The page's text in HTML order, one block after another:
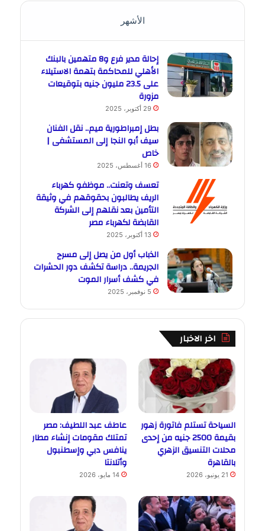
الأشهر
إحالة مدير فرع و8 متهمين بالبنك
الأهلي للمحاكمة بتهمة الاستيلاء
على 23.5 مليون جنيه بتوقيعات
مزورة
29 أكتوبر، 2025
بطل إمبراطورية ميم.. نقل الفنان
سيف أبو النجا إلى المستشفى |
خاص
16 أغسطس، 2025
تعسف وتعنت.. موظفو كهرباء
الريف يطالبون بحقوقهم في وثيقة
التأمين بعد نقلهم إلى الشركة
القابضة لكهرباء مصر
13 أكتوبر، 2025
الذباب أول من يصل إلى مسرح
الجريمة.. دراسة تكشف دور الحشرات
في كشف أسرار الموت
5 نوفمبر، 2025
اخر الاخبار
السياحة تستلم فاتورة زهور
بقيمة 2500 جنيه من إحدى
محلات التنسيق الزهري
بالقاهرة
21 يونيو، 2026
عاطف عبد اللطيف: مصر
تمتلك مقومات إنشاء مطار
ينافس دبي وإسطنبول
وأتلانتا
14 مايو، 2026